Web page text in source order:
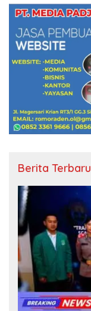
Berita Terbaru